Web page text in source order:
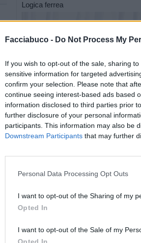
Facciabuco - Do Not Process My
If you wish to opt-out of the sale, sharing
sensitive information for targeted
confirm your selection. Please note that
continue seeing interest-based ads based
information disclosed to third parties prior
further disclosure of your personal
participants. This information may also be
Downstream Participants that may further
Personal Data Processing Opt Outs
I want to opt-out of the Sharing of my
Opted In
I want to opt-out of the Sale of my
Opted In
Logica ferrea